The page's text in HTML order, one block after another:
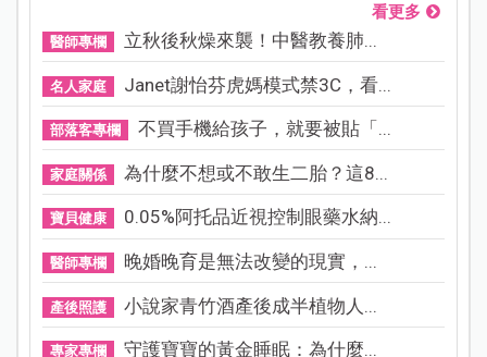
看更多
醫師專欄 立秋後秋燥來襲！中醫教養肺...
名人家庭 Janet謝怡芬虎媽模式禁3C，看...
部落客專欄 不買手機給孩子，就要被貼「...
家庭關係 為什麼不想或不敢生二胎？這8...
寶貝健康 0.05%阿托品近視控制眼藥水納...
醫師專欄 晚婚晚育是無法改變的現實，...
產後照護 小說家青竹酒產後成半植物人...
專家專欄 守護寶寶的黃金睡眠：為什麼...